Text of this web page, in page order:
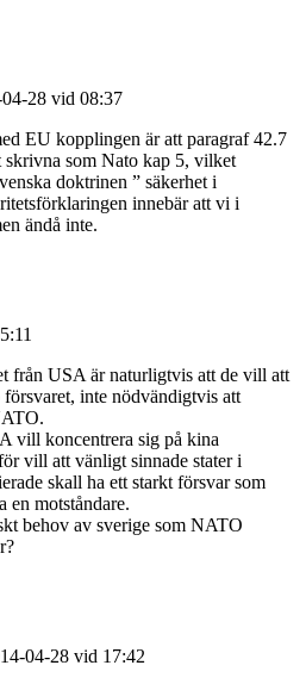
28 vid 08:37
EU kopplingen är att paragraf 42.7
skrivna som Nato kap 5, vilket
doktrinen ” säkerhet i
innebär att vi i
ändå inte.
från USA är naturligtvis att de vill att
inte nödvändigtvis att
vill koncentrera sig på kina
vill att vänligt sinnade stater i
skall ha ett starkt försvar som
en motståndare.
behov av sverige som NATO
04-28 vid 17:42